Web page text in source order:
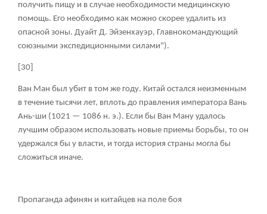
получить пищу и в случае необходимости медицинскую
помощь. Его необходимо как можно скорее удалить из
опасной зоны. Дуайт Д. Эйзенхауэр, Главнокомандующий
союзными экспедиционными силами").
[30]
Ван Ман был убит в том же году. Китай остался неизменным
в течение тысячи лет, вплоть до правления императора Вань
Ань-ши (1021 — 1086 н. э.). Если бы Ван Ману удалось
лучшим образом использовать новые приемы борьбы, то он
удержался бы у власти, и тогда история страны могла бы
сложиться иначе.
Пропаганда афинян и китайцев на поле боя